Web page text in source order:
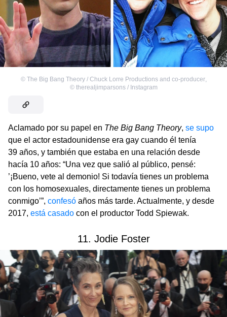
© The Big Bang Theory / Chuck Lorre Productions and co-producer,
© therealjimparsons / Instagram
Aclamado por su papel en The Big Bang Theory, se supo
que el actor estadounidense era gay cuando él tenía
39 años, y también que estaba en una relación desde
hacía 10 años: “Una vez que salió al público, pensé:
’¡Bueno, vete al demonio! Si todavía tienes un problema
con los homosexuales, directamente tienes un problema
conmigo’”, confesó años más tarde. Actualmente, y desde
2017, está casado con el productor Todd Spiewak.
11. Jodie Foster